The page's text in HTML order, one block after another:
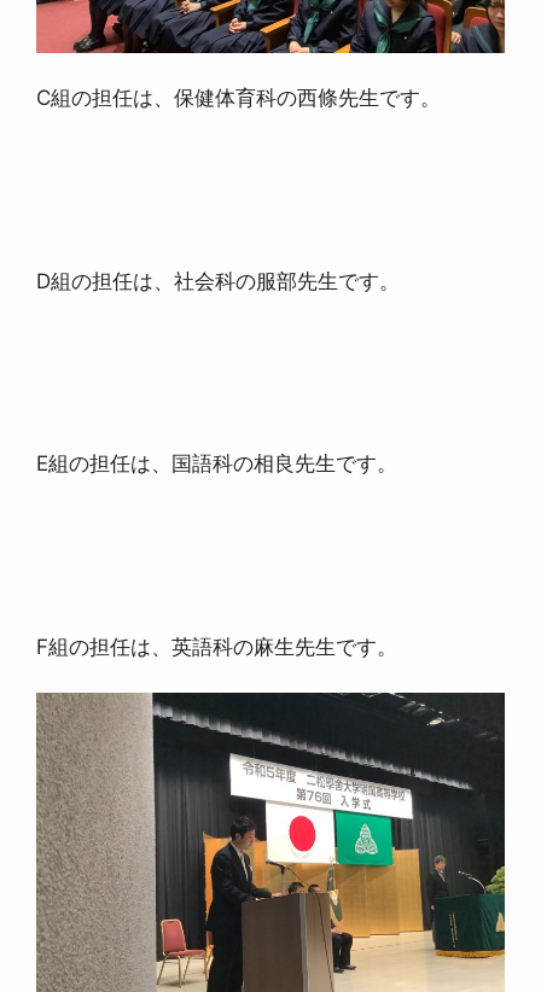
C組の担任は、保健体育科の西條先生です。
D組の担任は、社会科の服部先生です。
E組の担任は、国語科の相良先生です。
F組の担任は、英語科の麻生先生です。